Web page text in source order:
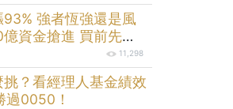
93% 強者恆強還是風
資金搶進 買前先看
11,298
挑？看經理人基金績效
過0050！